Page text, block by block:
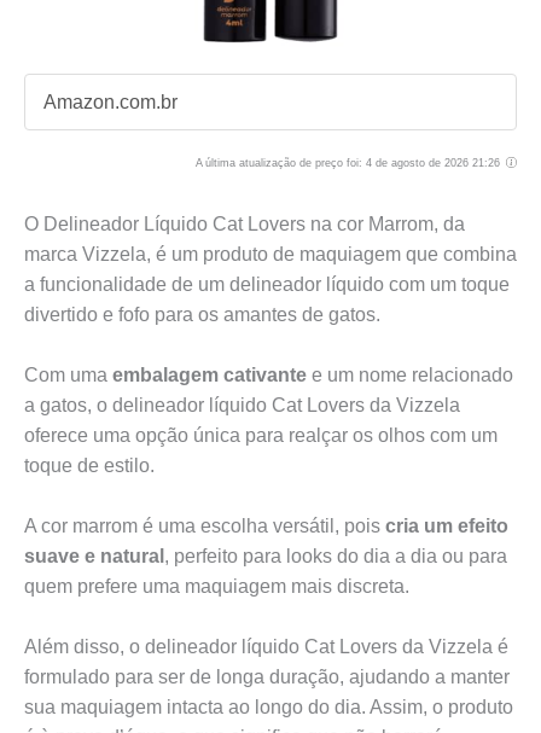
Amazon.com.br
A última atualização de preço foi: 4 de agosto de 2026 21:26
O Delineador Líquido Cat Lovers na cor Marrom, da
marca Vizzela, é um produto de maquiagem que combina
a funcionalidade de um delineador líquido com um toque
divertido e fofo para os amantes de gatos.
Com uma embalagem cativante e um nome relacionado
a gatos, o delineador líquido Cat Lovers da Vizzela
oferece uma opção única para realçar os olhos com um
toque de estilo.
A cor marrom é uma escolha versátil, pois cria um efeito
suave e natural , perfeito para looks do dia a dia ou para
quem prefere uma maquiagem mais discreta.
Além disso, o delineador líquido Cat Lovers da Vizzela é
formulado para ser de longa duração, ajudando a manter
sua maquiagem intacta ao longo do dia. Assim, o produto